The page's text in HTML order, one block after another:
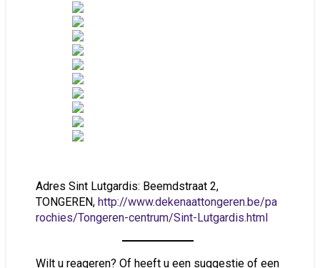
Adres Sint Lutgardis: Beemdstraat 2,
TONGEREN, http://www.dekenaattongeren.be/pa
rochies/Tongeren-centrum/Sint-Lutgardis.html
Wilt u reageren? Of heeft u een suggestie of een